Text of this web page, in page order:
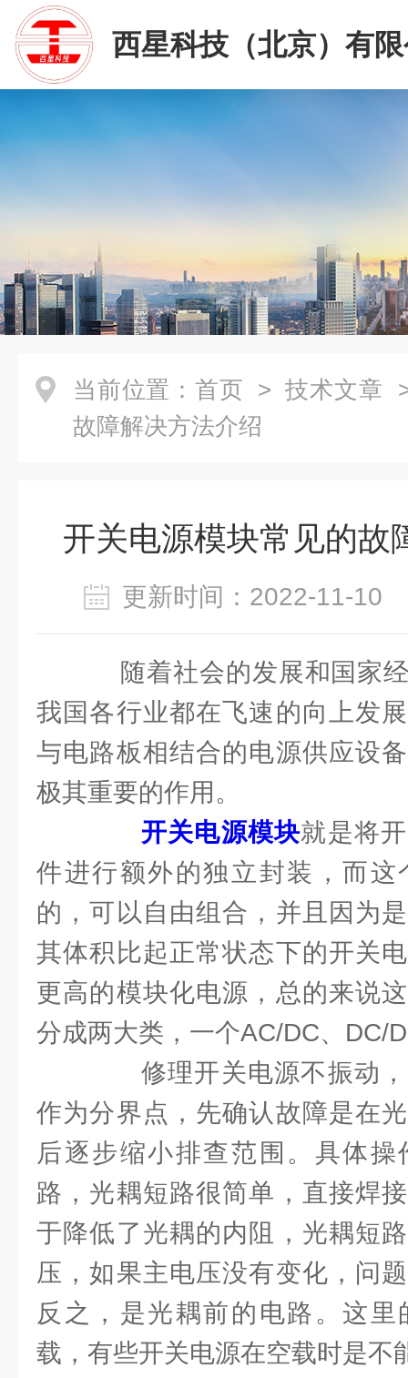
西星科技（北京）有
当前位置： 首页 > 技术文章
故障解决方法介绍
开关电源模块常见的故
更新时间：2022-11-
随着社会的发展和国家
我国各行业都在飞速的向上发
与电路板相结合的电源供应设
极其重要的作用。
开关电源模块就是将
件进行额外的独立封装，而这
的，可以自由组合，并且因为
其体积比起正常状态下的开关
更高的模块化电源，总的来说
分成两大类，一个AC/DC、DC/
修理开关电源不振动，
作为分界点，先确认故障是在
后逐步缩小排查范围。具体
路，光耦短路很简单，直接焊
于降低了光耦的内阻，光耦短
压，如果主电压没有变化，问
反之，是光耦前的电路。这
载，有些开关电源在空载时是不